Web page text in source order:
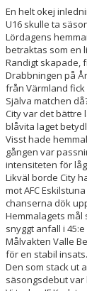
KONTAKT
En helt okej
U16 skulle ta
Lördagens
betraktas som en
Randigt skapade,
Drabbningen på
från Värmland
Själva matchen
City var det bättre
blåvita laget
Visst hade
gången var
intensiteten för
Likväl borde City
mot AFC
chanserna dök
Hemmalagets mål
snyggt anfall i
Målvakten Valle
för en stabil insats.
Den som stack ut
säsongsdebut var